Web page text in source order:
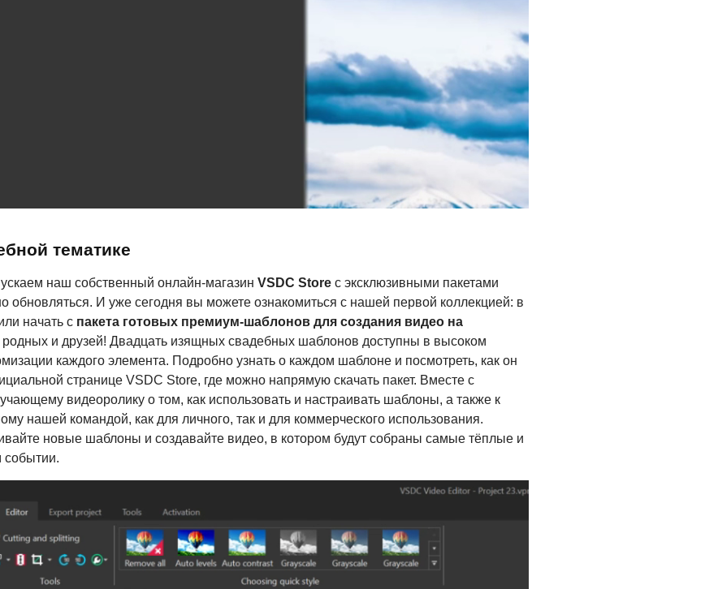
тематике
наш собственный онлайн-магазин VSDC Store с эксклюзивными пакетами
обновляться. И уже сегодня вы можете ознакомиться с нашей первой коллекцией: в
начать с пакета готовых премиум-шаблонов для создания видео на
и друзей! Двадцать изящных свадебных шаблонов доступны в высоком
каждого элемента. Подробно узнать о каждом шаблоне и посмотреть, как он
странице VSDC Store, где можно напрямую скачать пакет. Вместе с
видеоролику о том, как использовать и настраивать шаблоны, а также к
нашей командой, как для личного, так и для коммерческого использования.
новые шаблоны и создавайте видео, в котором будут собраны самые тёплые и
событии.